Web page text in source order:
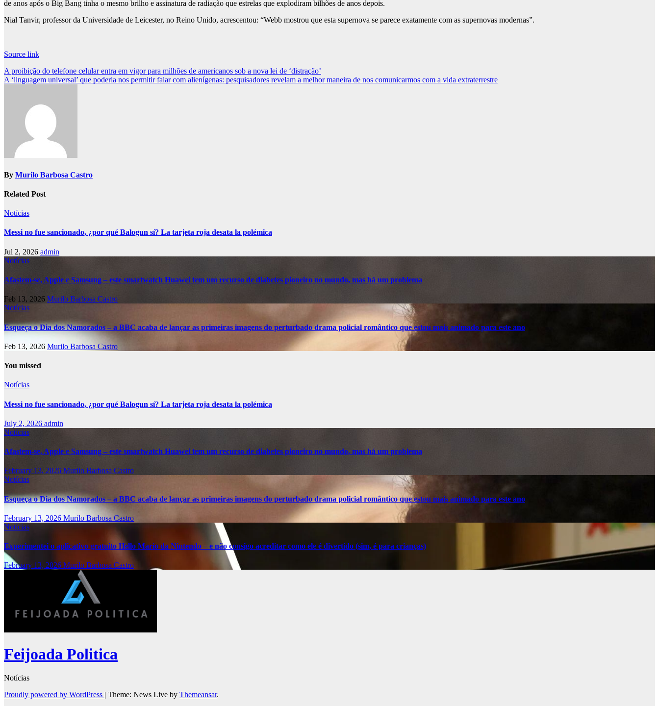
de anos após o Big Bang tinha o mesmo brilho e assinatura de radiação que estrelas que explodiram bilhões de anos depois.
Nial Tanvir, professor da Universidade de Leicester, no Reino Unido, acrescentou: “Webb mostrou que esta supernova se parece exatamente com as supernovas modernas”.
Source link
Post
navigation
A proibição do telefone celular entra em vigor para milhões de americanos sob a nova lei de ‘distração’
A ‘linguagem universal’ que poderia nos permitir falar com alienígenas: pesquisadores revelam a melhor maneira de nos comunicarmos com a vida extraterrestre
By Murilo Barbosa Castro
Related Post
Notícias
Messi no fue sancionado, ¿por qué Balogun sí? La tarjeta roja desata la polémica
Jul 2, 2026 admin
Notícias
Afastem-se, Apple e Samsung – este smartwatch Huawei tem um recurso de diabetes pioneiro no mundo, mas há um problema
Feb 13, 2026 Murilo Barbosa Castro
Notícias
Esqueça o Dia dos Namorados – a BBC acaba de lançar as primeiras imagens do perturbado drama policial romântico que estou mais animado para este ano
Feb 13, 2026 Murilo Barbosa Castro
You missed
Notícias
Messi no fue sancionado, ¿por qué Balogun sí? La tarjeta roja desata la polémica
July 2, 2026 admin
Notícias
Afastem-se, Apple e Samsung – este smartwatch Huawei tem um recurso de diabetes pioneiro no mundo, mas há um problema
February 13, 2026 Murilo Barbosa Castro
Notícias
Esqueça o Dia dos Namorados – a BBC acaba de lançar as primeiras imagens do perturbado drama policial romântico que estou mais animado para este ano
February 13, 2026 Murilo Barbosa Castro
Notícias
Experimentei o aplicativo gratuito Hello Mario da Nintendo – e não consigo acreditar como ele é divertido (sim, é para crianças)
February 13, 2026 Murilo Barbosa Castro
Feijoada Politica
Notícias
Proudly powered by WordPress | Theme: News Live by Themeansar.